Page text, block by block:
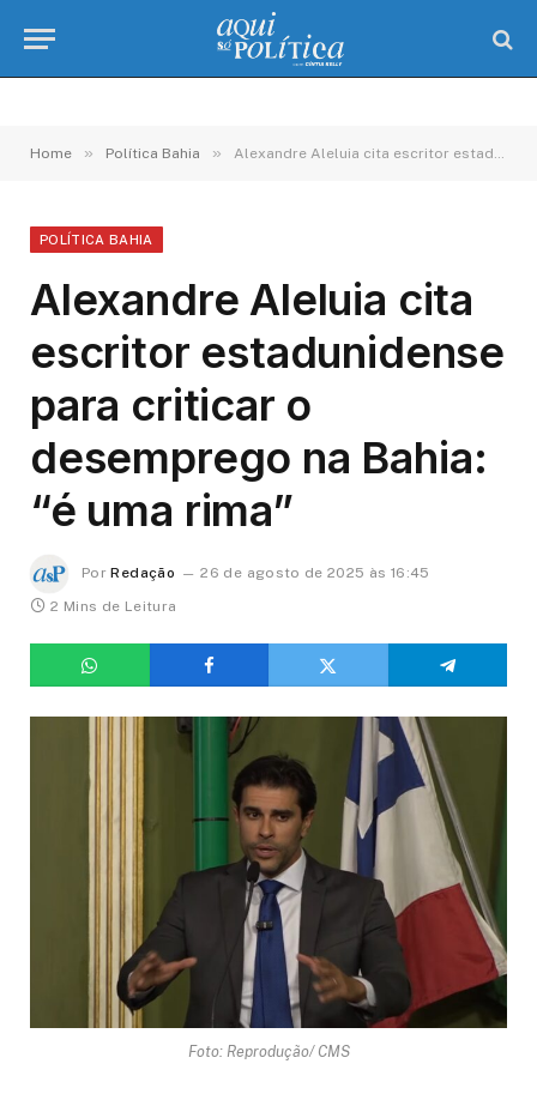
Home » Política Bahia » Alexandre Aleluia cita escritor estadunidense para criticar o desemprego na Bahia: “é uma rima”
POLÍTICA BAHIA
Alexandre Aleluia cita
escritor estadunidense
para criticar o
desemprego na Bahia:
“é uma rima”
Por Redação
26 de agosto de 2025 às 16:45
2 Mins de Leitura
Foto: Reprodução/ CMS